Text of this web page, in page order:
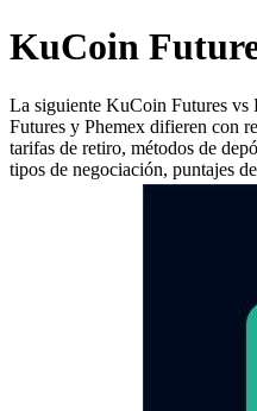
KuCoin
La siguiente KuCoin Futures vs
Futures y Phemex difieren con
tarifas de retiro, métodos de
tipos de negociación, puntajes